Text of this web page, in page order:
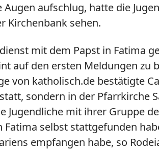
aufschlug, hatte die
Kirchenbank sehen.
mit dem Papst in Fatima
auf den ersten Meldungen zu
katholisch.de bestätigte
sondern in der Pfarrkirche
mit ihrer Gruppe
selbst stattgefunden
empfangen habe, so